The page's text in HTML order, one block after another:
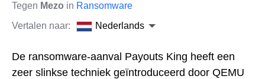
Tegen Mezo in Ransomware
Vertalen naar:
Nederlands
De ransomware-aanval Payouts King heeft een
zeer slinkse techniek geïntroduceerd door QEMU